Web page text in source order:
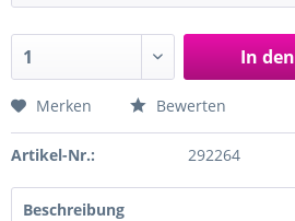
In den
Merken Bewerten
Artikel-Nr.: 292264
Beschreibung